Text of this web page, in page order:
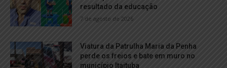
resultado da educação
7 de agosto de 2026
Viatura da Patrulha Maria da Penha
perde os freios e bate em muro no
município Itaituba